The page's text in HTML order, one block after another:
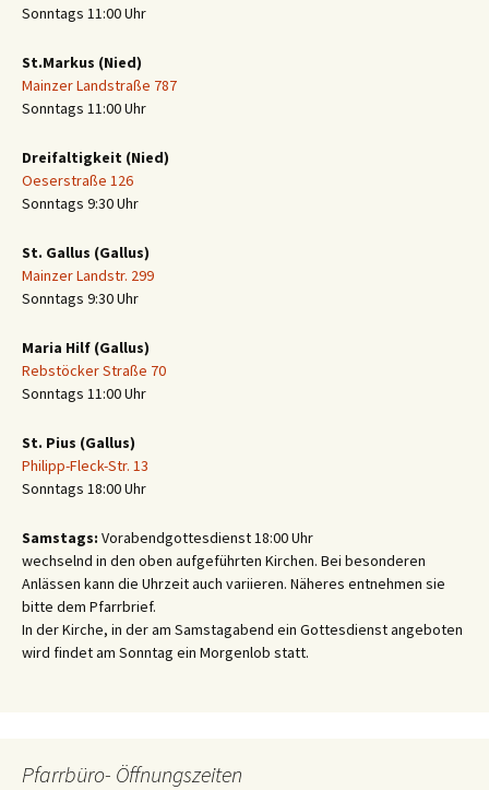
Sonntags 11:00 Uhr
St.Markus (Nied)
Mainzer Landstraße 787
Sonntags 11:00 Uhr
Dreifaltigkeit (Nied)
Oeserstraße 126
Sonntags 9:30 Uhr
St. Gallus (Gallus)
Mainzer Landstr. 299
Sonntags 9:30 Uhr
Maria Hilf (Gallus)
Rebstöcker Straße 70
Sonntags 11:00 Uhr
St. Pius (Gallus)
Philipp-Fleck-Str. 13
Sonntags 18:00 Uhr
Samstags: Vorabendgottesdienst 18:00 Uhr
wechselnd in den oben aufgeführten Kirchen. Bei besonderen
Anlässen kann die Uhrzeit auch variieren. Näheres entnehmen sie
bitte dem Pfarrbrief.
In der Kirche, in der am Samstagabend ein Gottesdienst angeboten
wird findet am Sonntag ein Morgenlob statt.
Pfarrbüro- Öffnungszeiten